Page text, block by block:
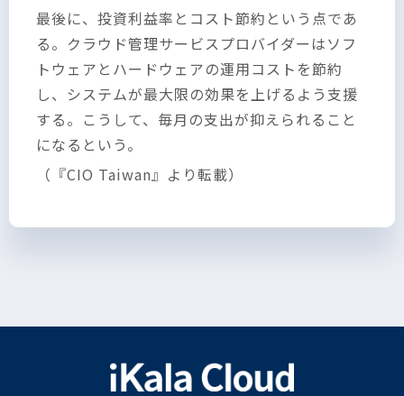
最後に、投資利益率とコスト節約という点であ
る。クラウド管理サービスプロバイダーはソフ
トウェアとハードウェアの運用コストを節約
し、システムが最大限の効果を上げるよう支援
する。こうして、毎月の支出が抑えられること
になるという。
（『CIO Taiwan』より転載）